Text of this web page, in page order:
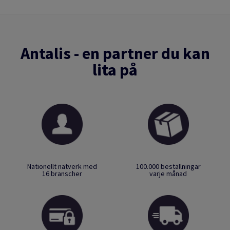
Antalis - en partner du kan
lita på
Nationellt nätverk med
16 branscher
100.000 beställningar
varje månad